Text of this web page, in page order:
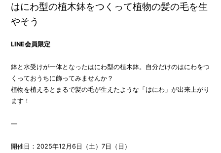
はにわ型の植木鉢をつくって植物の髪の毛を生
やそう
LINE会員限定
鉢と水受けが一体となったはにわ型の植木鉢。自分だけのはにわをつ
くっておうちに飾ってみませんか？
植物を植えるとまるで髪の毛が生えたような「はにわ」が出来上がり
ます！
—
開催日：2025年12月6日（土）7日（日）